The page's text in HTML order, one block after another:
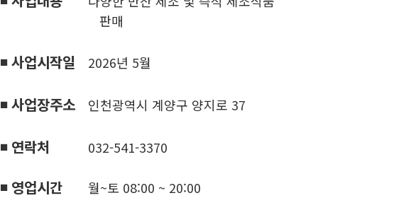
판매
◾ 사업시작일 2026년 5월
◾ 사업장주소 인천광역시 계양구 양지로 37
◾ 연락처 032-541-3370
◾ 영업시간 월~토 08:00 ~ 20:00